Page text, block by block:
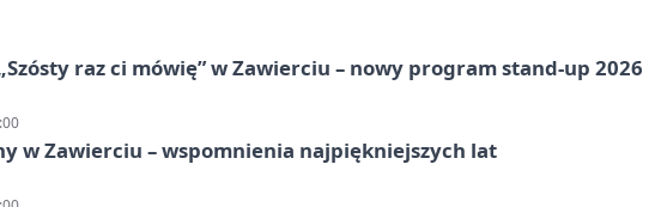
raz ci mówię” w Zawierciu – nowy program stand-up 2026
w Zawierciu – wspomnienia najpiękniejszych lat